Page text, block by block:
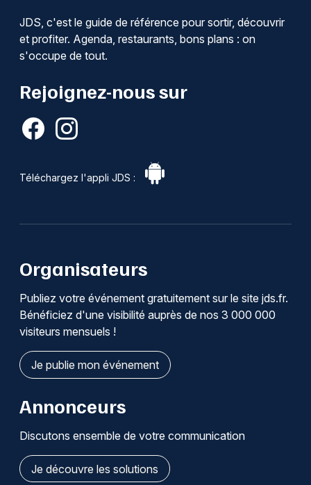
JDS, c'est le guide de référence pour sortir, découvrir
et profiter. Agenda, restaurants, bons plans : on
s'occupe de tout.
Rejoignez-nous sur
Téléchargez l'appli JDS :
Organisateurs
Publiez votre événement gratuitement sur le site jds.fr.
Bénéficiez d'une visibilité auprès de nos 3 000 000
visiteurs mensuels !
Je publie mon événement
Annonceurs
Discutons ensemble de votre communication
Je découvre les solutions